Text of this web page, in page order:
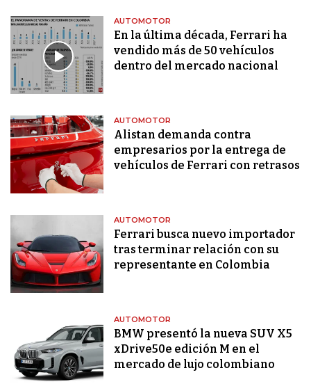
AUTOMOTOR
En la última década, Ferrari ha
vendido más de 50 vehículos
dentro del mercado nacional
AUTOMOTOR
Alistan demanda contra
empresarios por la entrega de
vehículos de Ferrari con retrasos
AUTOMOTOR
Ferrari busca nuevo importador
tras terminar relación con su
representante en Colombia
AUTOMOTOR
BMW presentó la nueva SUV X5
xDrive50e edición M en el
mercado de lujo colombiano